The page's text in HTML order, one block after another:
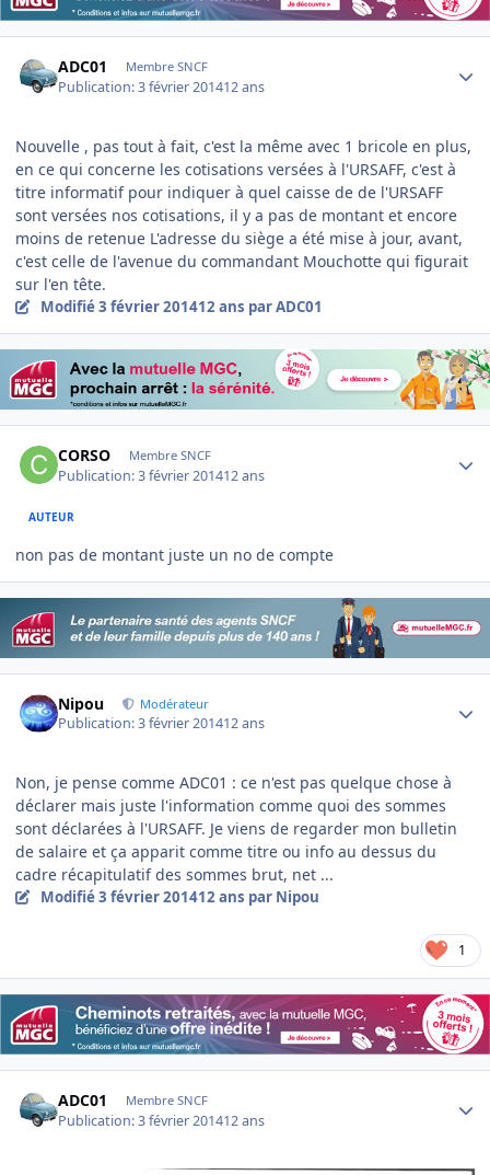
ADC01 Membre SNCF
Publication:3 février 201412 ans
Nouvelle , pas tout à fait, c'est la même avec 1 bricole en plus,
en ce qui concerne les cotisations versées à l'URSAFF, c'est à
titre informatif pour indiquer à quel caisse de de l'URSAFF
sont versées nos cotisations, il y a pas de montant et encore
moins de retenue L'adresse du siège a été mise à jour, avant,
c'est celle de l'avenue du commandant Mouchotte qui figurait
sur l'en tête.
Modifié3 février 201412 ans par ADC01
CORSO Membre SNCF
Publication:3 février 201412 ans
AUTEUR
non pas de montant juste un no de compte
Nipou Modérateur
Publication:3 février 201412 ans
Non, je pense comme ADC01 : ce n'est pas quelque chose à
déclarer mais juste l'information comme quoi des sommes
sont déclarées à l'URSAFF. Je viens de regarder mon bulletin
de salaire et ça apparit comme titre ou info au dessus du
cadre récapitulatif des sommes brut, net ...
Modifié3 février 201412 ans par Nipou
1
ADC01 Membre SNCF
Publication:3 février 201412 ans